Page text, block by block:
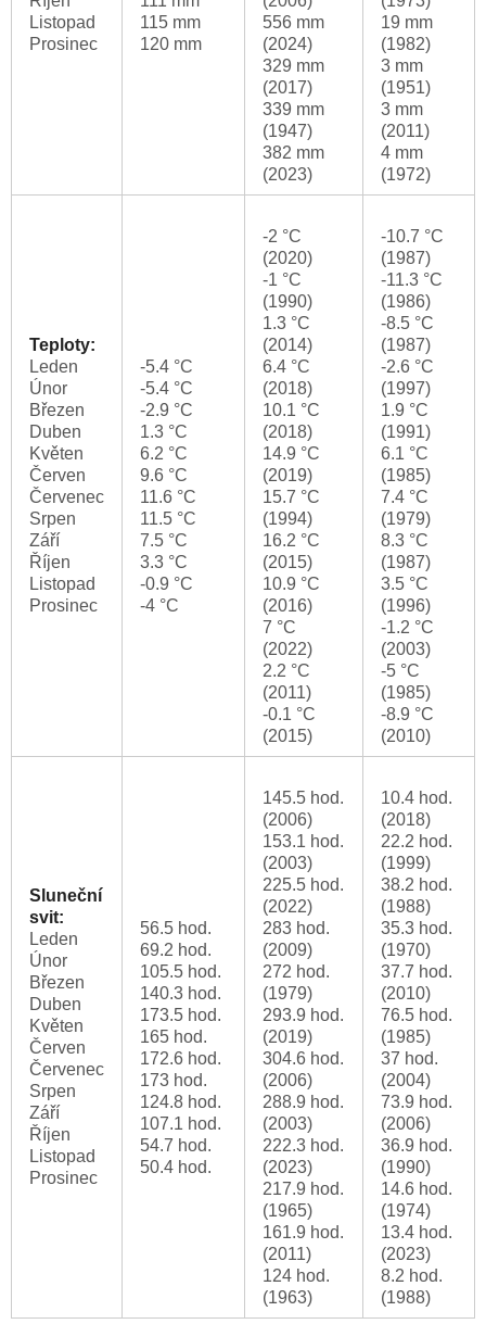
Listopad
Prosinec
115 mm
120 mm
556 mm
(2024)
329 mm
(2017)
339 mm
(1947)
382 mm
(2023)
19 mm
(1982)
3 mm
(1951)
3 mm
(2011)
4 mm
(1972)
Teploty:
Leden
Únor
Březen
Duben
Květen
Červen
Červenec
Srpen
Září
Říjen
Listopad
Prosinec
-5.4 °C
-5.4 °C
-2.9 °C
1.3 °C
6.2 °C
9.6 °C
11.6 °C
11.5 °C
7.5 °C
3.3 °C
-0.9 °C
-4 °C
-2 °C
(2020)
-1 °C
(1990)
1.3 °C
(2014)
6.4 °C
(2018)
10.1 °C
(2018)
14.9 °C
(2019)
15.7 °C
(1994)
16.2 °C
(2015)
10.9 °C
(2016)
7 °C
(2022)
2.2 °C
(2011)
-0.1 °C
(2015)
-10.7 °C
(1987)
-11.3 °C
(1986)
-8.5 °C
(1987)
-2.6 °C
(1997)
1.9 °C
(1991)
6.1 °C
(1985)
7.4 °C
(1979)
8.3 °C
(1987)
3.5 °C
(1996)
-1.2 °C
(2003)
-5 °C
(1985)
-8.9 °C
(2010)
Sluneční
svit:
Leden
Únor
Březen
Duben
Květen
Červen
Červenec
Srpen
Září
Říjen
Listopad
Prosinec
56.5 hod.
69.2 hod.
105.5 hod.
140.3 hod.
173.5 hod.
165 hod.
172.6 hod.
173 hod.
124.8 hod.
107.1 hod.
54.7 hod.
50.4 hod.
145.5 hod.
(2006)
153.1 hod.
(2003)
225.5 hod.
(2022)
283 hod.
(2009)
272 hod.
(1979)
293.9 hod.
(2019)
304.6 hod.
(2006)
288.9 hod.
(2003)
222.3 hod.
(2023)
217.9 hod.
(1965)
161.9 hod.
(2011)
124 hod.
(1963)
10.4 hod.
(2018)
22.2 hod.
(1999)
38.2 hod.
(1988)
35.3 hod.
(1970)
37.7 hod.
(2010)
76.5 hod.
(1985)
37 hod.
(2004)
73.9 hod.
(2006)
36.9 hod.
(1990)
14.6 hod.
(1974)
13.4 hod.
(2023)
8.2 hod.
(1988)